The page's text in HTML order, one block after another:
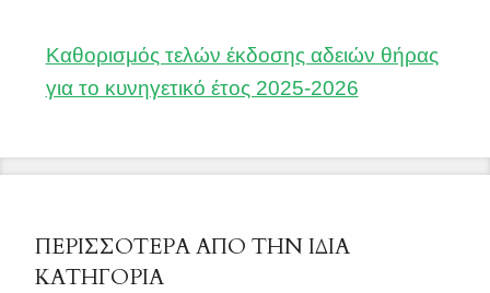
Καθορισμός τελών έκδοσης αδειών θήρας
για το κυνηγετικό έτος 2025-2026
ΠΕΡΙΣΣΟΤΕΡΑ ΑΠΟ ΤΗΝ ΙΔΙΑ
ΚΑΤΗΓΟΡΙΑ